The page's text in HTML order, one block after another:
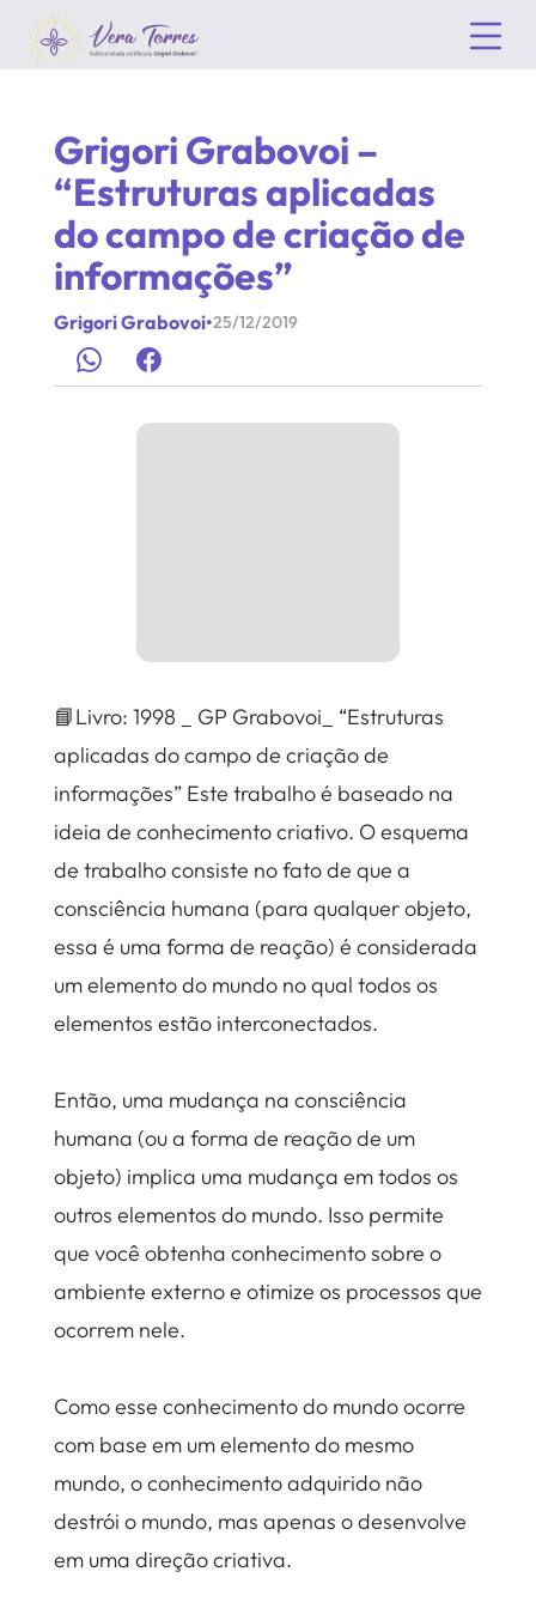
Grigori Grabovoi –
“Estruturas aplicadas
do campo de criação de
informações”
Grigori Grabovoi•25/12/2019
📘Livro: 1998 _ GP Grabovoi_ “Estruturas
aplicadas do campo de criação de
informações” Este trabalho é baseado na
ideia de conhecimento criativo. O esquema
de trabalho consiste no fato de que a
consciência humana (para qualquer objeto,
essa é uma forma de reação) é considerada
um elemento do mundo no qual todos os
elementos estão interconectados.
Então, uma mudança na consciência
humana (ou a forma de reação de um
objeto) implica uma mudança em todos os
outros elementos do mundo. Isso permite
que você obtenha conhecimento sobre o
ambiente externo e otimize os processos que
ocorrem nele.
Como esse conhecimento do mundo ocorre
com base em um elemento do mesmo
mundo, o conhecimento adquirido não
destrói o mundo, mas apenas o desenvolve
em uma direção criativa.